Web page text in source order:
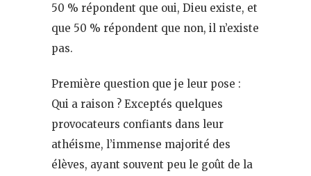
50 % répondent que oui, Dieu existe, et
que 50 % répondent que non, il n’existe
pas.
Première question que je leur pose :
Qui a raison ? Exceptés quelques
provocateurs confiants dans leur
athéisme, l’immense majorité des
élèves, ayant souvent peu le goût de la